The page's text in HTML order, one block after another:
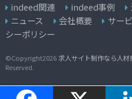
indeed関連
indeed事例
ニュース
会社概要 サー
シーポリシー
©Copyright2026求人サイト制作なら人
Reserved.